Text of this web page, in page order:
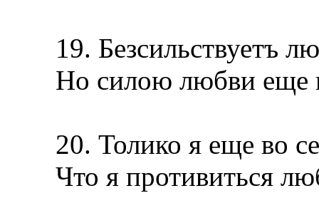
19. Безсильствуетъ
Но силою любви еще
20. Толико я еще во
Что я противиться